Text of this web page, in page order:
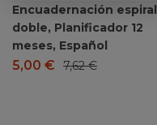
Encuadernación espiral
doble, Planificador 12
meses, Español
5,00 € 7,62€